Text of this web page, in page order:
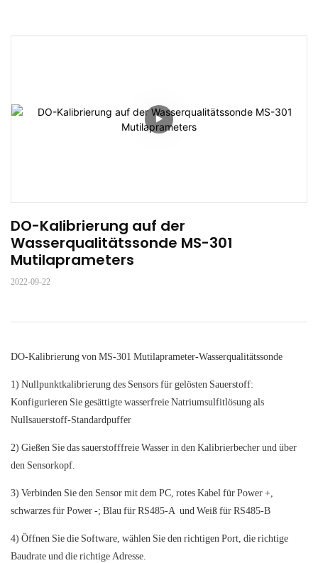
DO-Kalibrierung auf der
Wasserqualitätssonde MS-301
Mutilaprameters
2022-09-22
DO-Kalibrierung vonMS-301 Mutilaprameter-Wasserqualitätssonde
1) Nullpunktkalibrierung des Sensors für gelösten Sauerstoff:
Konfigurieren Sie gesättigte wasserfreie Natriumsulfitlösung als
Nullsauerstoff-Standardpuffer
2) Gießen Sie das sauerstofffreie Wasser in den Kalibrierbecher und über
den Sensorkopf.
3) Verbinden Sie den Sensor mit dem PC, rotes Kabel für Power +,
schwarzes für Power -; Blau für RS485-A und Weiß für RS485-B
4) Öffnen Sie die Software, wählen Sie den richtigen Port, die richtige
Baudrate und die richtige Adresse.